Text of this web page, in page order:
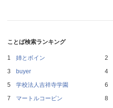
ことば検索ランキング
姉とボイン
buyer
学校法人吉祥寺学園
マートルコービン